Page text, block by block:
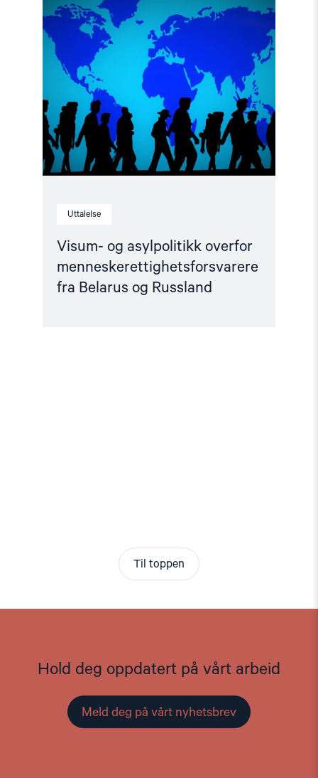
Uttalelse
Visum- og asylpolitikk overfor
menneskerettighetsforsvarere
fra Belarus og Russland
article
"Visum-
og
asylpolitikk
overfor
menneskerettighetsforsvarere
Belarus
og
Russland"
Til toppen
Hold deg oppdatert på vårt arbeid
Meld deg på vårt nyhetsbrev